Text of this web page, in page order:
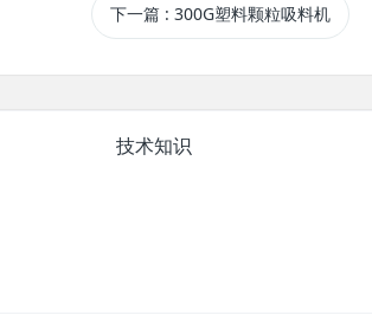
下一篇 : 300G塑料颗粒吸料机
技术知识